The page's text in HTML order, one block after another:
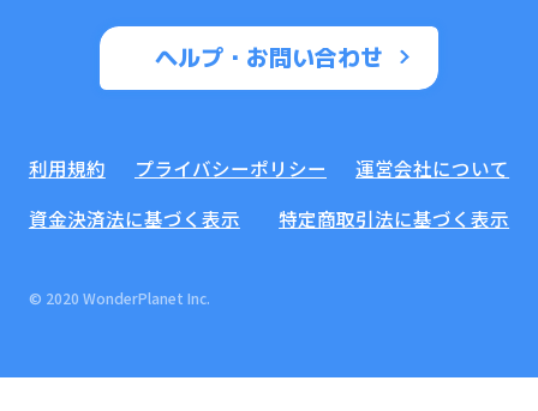
ヘルプ・お問い合わせ
利用規約 プライバシーポリシー
運営会社について
資金決済法に基づく表示
特定商取引法に基づく表示
© 2020 WonderPlanet Inc.